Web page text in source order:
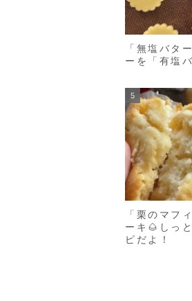
「無塩バタ
ーを「有塩
「栗のマフ
ーキ🌰しっ
ピだよ！